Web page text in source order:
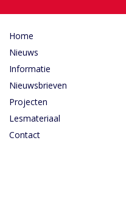
Home
Nieuws
Informatie
Nieuwsbrieven
Projecten
Lesmateriaal
Contact